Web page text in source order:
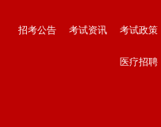
招考公告 考试资讯 考试政策
医疗招聘